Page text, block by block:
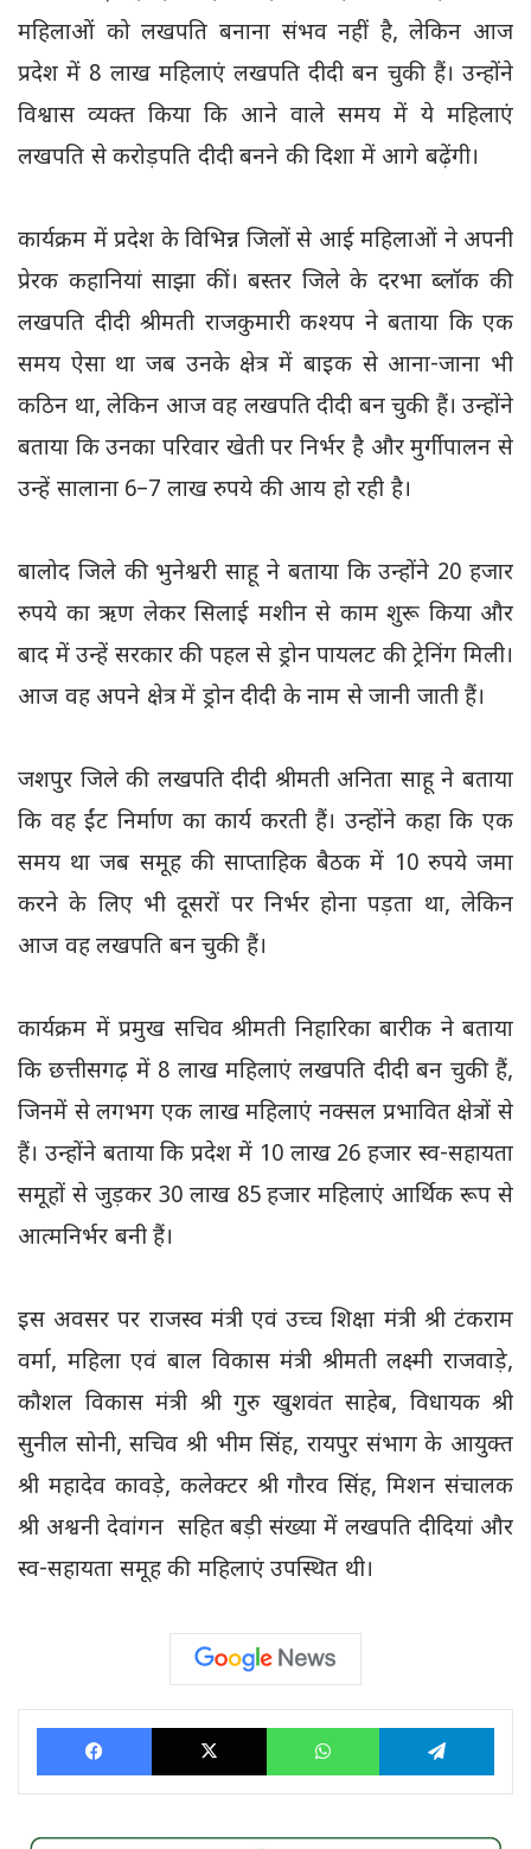
महिलाओं को लखपति बनाना संभव नहीं है, लेकिन आज
प्रदेश में 8 लाख महिलाएं लखपति दीदी बन चुकी हैं। उन्होंने
विश्वास व्यक्त किया कि आने वाले समय में ये महिलाएं
लखपति से करोड़पति दीदी बनने की दिशा में आगे बढ़ेंगी।
कार्यक्रम में प्रदेश के विभिन्न जिलों से आई महिलाओं ने अपनी
प्रेरक कहानियां साझा कीं। बस्तर जिले के दरभा ब्लॉक की
लखपति दीदी श्रीमती राजकुमारी कश्यप ने बताया कि एक
समय ऐसा था जब उनके क्षेत्र में बाइक से आना-जाना भी
कठिन था, लेकिन आज वह लखपति दीदी बन चुकी हैं। उन्होंने
बताया कि उनका परिवार खेती पर निर्भर है और मुर्गीपालन से
उन्हें सालाना 6–7 लाख रुपये की आय हो रही है।
बालोद जिले की भुनेश्वरी साहू ने बताया कि उन्होंने 20 हजार
रुपये का ऋण लेकर सिलाई मशीन से काम शुरू किया और
बाद में उन्हें सरकार की पहल से ड्रोन पायलट की ट्रेनिंग मिली।
आज वह अपने क्षेत्र में ड्रोन दीदी के नाम से जानी जाती हैं।
जशपुर जिले की लखपति दीदी श्रीमती अनिता साहू ने बताया
कि वह ईंट निर्माण का कार्य करती हैं। उन्होंने कहा कि एक
समय था जब समूह की साप्ताहिक बैठक में 10 रुपये जमा
करने के लिए भी दूसरों पर निर्भर होना पड़ता था, लेकिन
आज वह लखपति बन चुकी हैं।
कार्यक्रम में प्रमुख सचिव श्रीमती निहारिका बारीक ने बताया
कि छत्तीसगढ़ में 8 लाख महिलाएं लखपति दीदी बन चुकी हैं,
जिनमें से लगभग एक लाख महिलाएं नक्सल प्रभावित क्षेत्रों से
हैं। उन्होंने बताया कि प्रदेश में 10 लाख 26 हजार स्व-सहायता
समूहों से जुड़कर 30 लाख 85 हजार महिलाएं आर्थिक रूप से
आत्मनिर्भर बनी हैं।
इस अवसर पर राजस्व मंत्री एवं उच्च शिक्षा मंत्री श्री टंकराम
वर्मा, महिला एवं बाल विकास मंत्री श्रीमती लक्ष्मी राजवाड़े,
कौशल विकास मंत्री श्री गुरु खुशवंत साहेब, विधायक श्री
सुनील सोनी, सचिव श्री भीम सिंह, रायपुर संभाग के आयुक्त
श्री महादेव कावड़े, कलेक्टर श्री गौरव सिंह, मिशन संचालक
श्री अश्वनी देवांगन सहित बड़ी संख्या में लखपति दीदियां और
स्व-सहायता समूह की महिलाएं उपस्थित थी।
Facebook X WhatsApp